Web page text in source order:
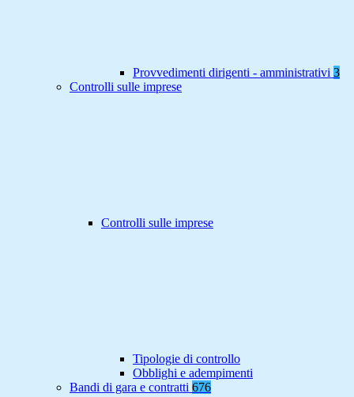
Provvedimenti dirigenti - amministrativi 3
Controlli sulle imprese
Controlli sulle imprese
Tipologie di controllo
Obblighi e adempimenti
Bandi di gara e contratti 676